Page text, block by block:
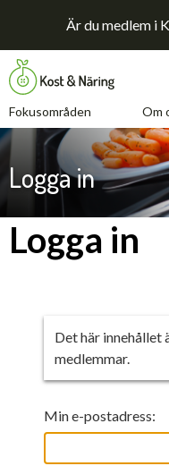
Är du medlem i
Fokusområden Om
Fokusområden
Om oss
Aktuellt
Kontakt
För studenter
Logga in
Logga in
Det här
medlemmar.
Min e-postadress: